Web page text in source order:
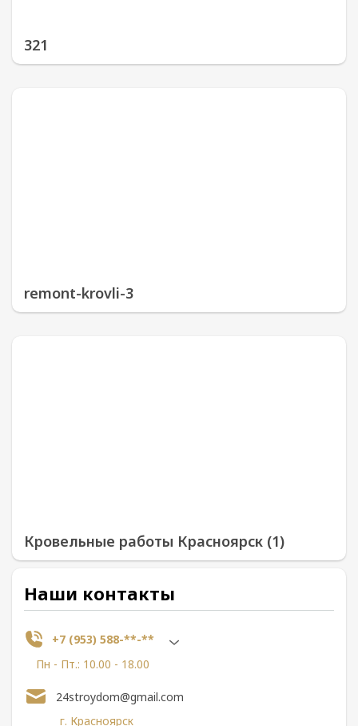
321
remont-krovli-3
Кровельные работы Красноярск (1)
Наши контакты
+7 (953) 588-**-**
Пн - Пт.: 10.00 - 18.00
г. Красноярск
24stroydom@gmail.com